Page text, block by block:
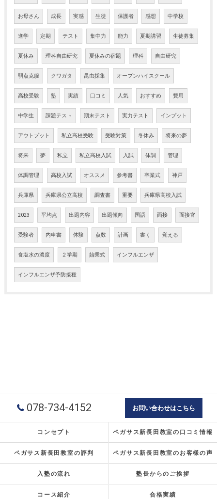
お母さん 成長 実感 生徒 保護者 感想 中学校
進学 定期 テスト 集中力 能力 夏期講習 生徒募集
夏休み 理科自由研究 夏休みの宿題 理科 自由研究
弱点克服 クワガタ 昆虫採集 オープンハイスクール
高校受験 塾 実績 口コミ 人気 おすすめ 費用
中学生 課題テスト 期末テスト 実力テスト インプット
アウトプット 私立高校受験 受験対策 冬休み 将来の夢
将来 夢 私立 私立高校入試 入試 体調 管理
体調管理 高校入試 オススメ 参考書 卒業式 神戸
兵庫県 兵庫県公立高校 調査書 重要 兵庫県高校入試
2023 平均点 出題内容 出題傾向 国語 面接 面接官
受験者 内申書 体験 点数 計画 書く 覚える
食塩水の濃度 ２学期 始業式 インフルエンザ
インフルエンザ予防接種
078-734-4152 お問い合わせはこちら
コンセプト ペガサス新長田教室の口コミ情報
ペガサス新長田教室の評判 ペガサス新長田教室のお客様の声
入塾の流れ 塾長からのご挨拶
コース紹介 合格実績